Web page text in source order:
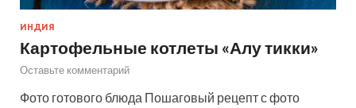
ИНДИЯ
Картофельные котлеты «Алу тикки»
Оставьте комментарий
Фото готового блюда Пошаговый рецепт с фото